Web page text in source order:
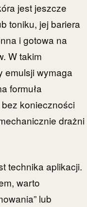
jest jeszcze
toniku, jej bariera
i gotowa na
W takim
emulsji wymaga
formuła
konieczności
drażni
technika aplikacji.
warto
lub